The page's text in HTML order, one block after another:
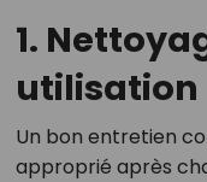
1.
utilisation
Un bon entretien
approprié après